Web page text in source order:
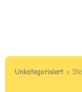
Unkategorisiert >